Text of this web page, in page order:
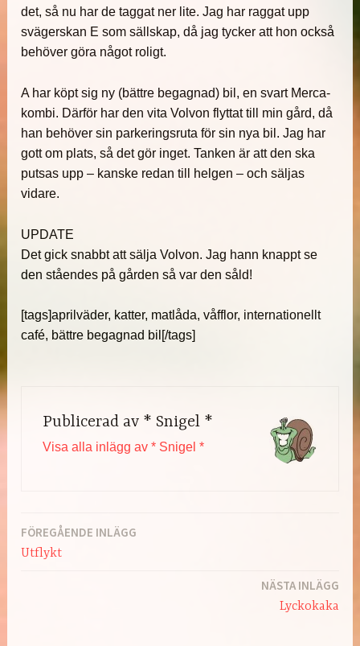
det, så nu har de taggat ner lite. Jag har raggat upp
svägerskan E som sällskap, då jag tycker att hon också
behöver göra något roligt.
A har köpt sig ny (bättre begagnad) bil, en svart Merca-
kombi. Därför har den vita Volvon flyttat till min gård, då
han behöver sin parkeringsruta för sin nya bil. Jag har
gott om plats, så det gör inget. Tanken är att den ska
putsas upp – kanske redan till helgen – och säljas
vidare.
UPDATE
Det gick snabbt att sälja Volvon. Jag hann knappt se
den ståendes på gården så var den såld!
[tags]aprilväder, katter, matlåda, våfflor, internationellt
café, bättre begagnad bil[/tags]
Publicerad av * Snigel *
Visa alla inlägg av * Snigel *
Inläggsnavigering
FÖREGÅENDE INLÄGG
Utflykt
NÄSTA INLÄGG
Lyckokaka